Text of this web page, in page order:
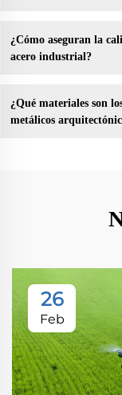
¿Cómo aseguran la
acero industrial?
¿Qué materiales son
metálicos
26
Feb